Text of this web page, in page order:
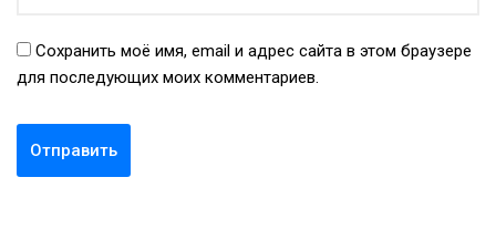
Сохранить моё имя, email и адрес сайта в этом браузере
для последующих моих комментариев.